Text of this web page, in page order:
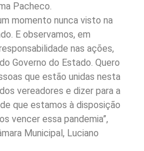
Pacheco.
momento nunca visto na
E observamos, em
nas ações,
Governo do Estado. Quero
que estão unidas nesta
vereadores e dizer para a
que estamos à disposição
vencer essa pandemia”,
Municipal, Luciano